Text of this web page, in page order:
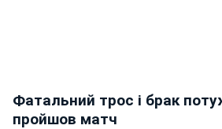
Фатальний трос і брак
пройшов матч